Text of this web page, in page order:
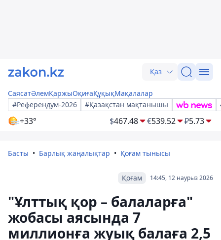
Қаз
СаясатӘлемҚаржыОқиғаҚұқықМақалалар
#Референдум-2026
#Қазақстан мақтанышы
+33° $467.48 €539.52 ₽5.73
Басты Барлық жаңалықтар Қоғам тынысы
14:45, 12 наурыз 2026
Қоғам
"Ұлттық қор – балаларға"
жобасы аясында 7
миллионға жуық балаға 2,5